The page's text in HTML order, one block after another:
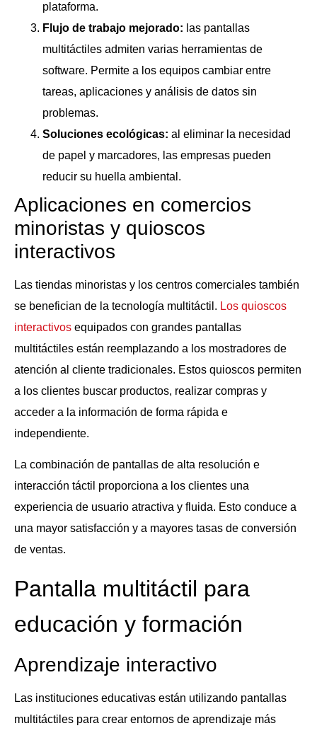
plataforma.
Flujo de trabajo mejorado: las pantallas
multitáctiles admiten varias herramientas de
software. Permite a los equipos cambiar entre
tareas, aplicaciones y análisis de datos sin
problemas.
Soluciones ecológicas: al eliminar la necesidad
de papel y marcadores, las empresas pueden
reducir su huella ambiental.
Aplicaciones en comercios
minoristas y quioscos
interactivos
Las tiendas minoristas y los centros comerciales también
se benefician de la tecnología multitáctil. Los quioscos
interactivos equipados con grandes pantallas
multitáctiles están reemplazando a los mostradores de
atención al cliente tradicionales. Estos quioscos permiten
a los clientes buscar productos, realizar compras y
acceder a la información de forma rápida e
independiente.
La combinación de pantallas de alta resolución e
interacción táctil proporciona a los clientes una
experiencia de usuario atractiva y fluida. Esto conduce a
una mayor satisfacción y a mayores tasas de conversión
de ventas.
Pantalla multitáctil para
educación y formación
Aprendizaje interactivo
Las instituciones educativas están utilizando pantallas
multitáctiles para crear entornos de aprendizaje más